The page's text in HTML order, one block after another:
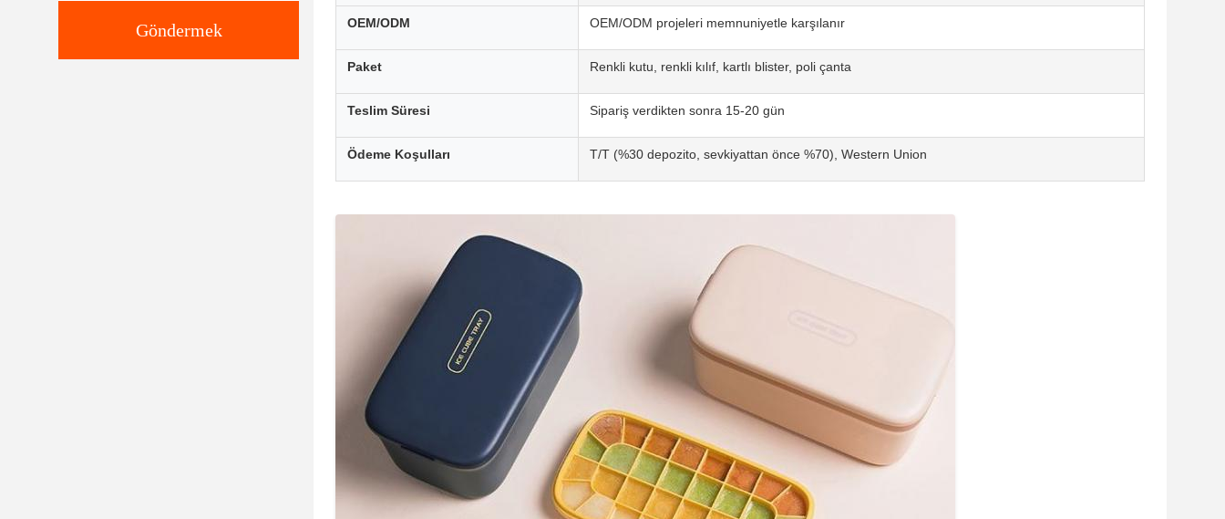
Göndermek OEM/ODM OEM/ODM projeleri memnuniyetle karşılanır
Paket Renkli kutu, renkli kılıf, kartlı blister, poli çanta
Teslim Süresi Sipariş verdikten sonra 15-20 gün
Ödeme Koşulları T/T (%30 depozito, sevkiyattan önce %70), Western Union